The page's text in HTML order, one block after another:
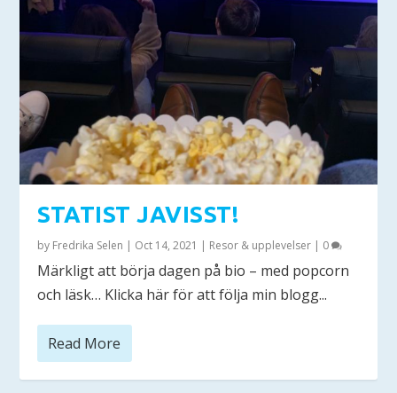
STATIST JAVISST!
by Fredrika Selen | Oct 14, 2021 | Resor & upplevelser | 0
Märkligt att börja dagen på bio – med popcorn
och läsk… Klicka här för att följa min blogg...
Read More